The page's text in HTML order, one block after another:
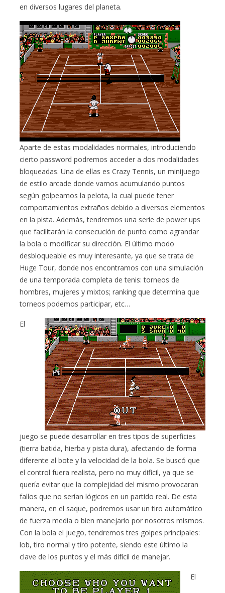
en diversos lugares del planeta.
Aparte de estas modalidades normales, introduciendo
cierto password podremos acceder a dos modalidades
bloqueadas. Una de ellas es Crazy Tennis, un minijuego
de estilo arcade donde vamos acumulando puntos
según golpeamos la pelota, la cual puede tener
comportamientos extraños debido a diversos elementos
en la pista. Además, tendremos una serie de power ups
que facilitarán la consecución de punto como agrandar
la bola o modificar su dirección. El último modo
desbloqueable es muy interesante, ya que se trata de
Huge Tour, donde nos encontramos con una simulación
de una temporada completa de tenis: torneos de
hombres, mujeres y mixtos; ranking que determina que
torneos podemos participar, etc…
El
juego se puede desarrollar en tres tipos de superficies
(tierra batida, hierba y pista dura), afectando de forma
diferente al bote y la velocidad de la bola. Se buscó que
el control fuera realista, pero no muy dificil, ya que se
quería evitar que la complejidad del mismo provocaran
fallos que no serían lógicos en un partido real. De esta
manera, en el saque, podremos usar un tiro automático
de fuerza media o bien manejarlo por nosotros mismos.
Con la bola el juego, tendremos tres golpes principales:
lob, tiro normal y tiro potente, siendo este último la
clave de los puntos y el más difícil de manejar.
El